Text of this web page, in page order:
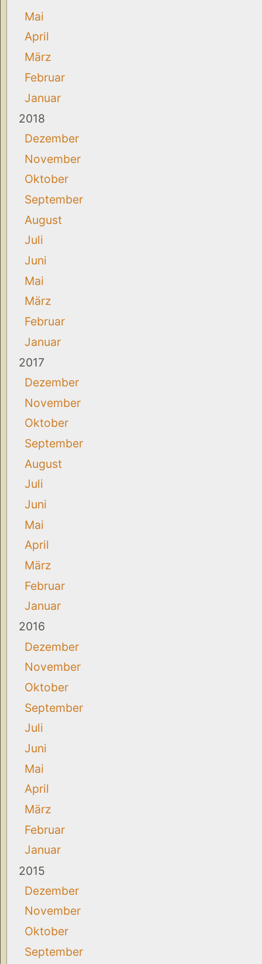
Mai
April
März
Februar
Januar
2018
Dezember
November
Oktober
September
August
Juli
Juni
Mai
März
Februar
Januar
2017
Dezember
November
Oktober
September
August
Juli
Juni
Mai
April
März
Februar
Januar
2016
Dezember
November
Oktober
September
Juli
Juni
Mai
April
März
Februar
Januar
2015
Dezember
November
Oktober
September